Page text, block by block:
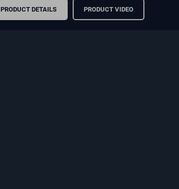
PRODUCT DETAILS PRODUCT VIDEO